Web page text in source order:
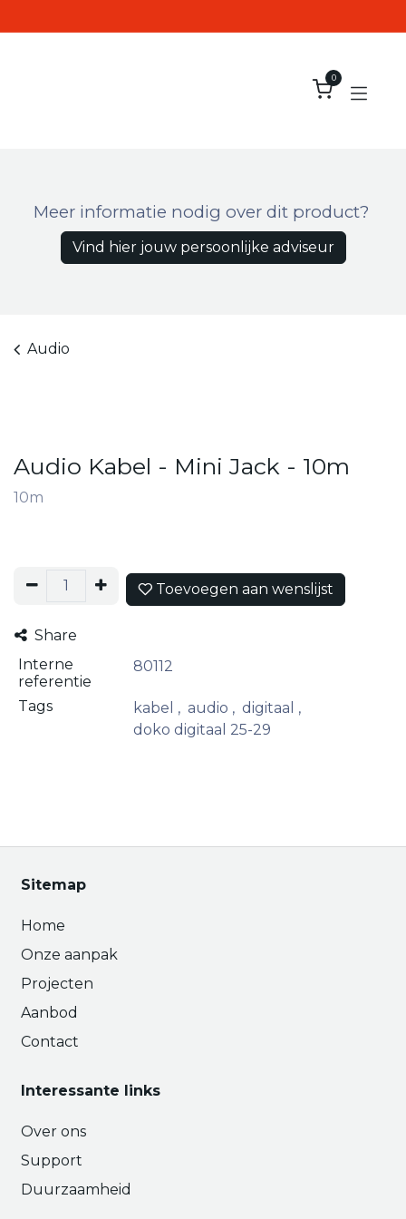
0
Meer informatie nodig over dit product?
Vind hier jouw persoonlijke adviseur
Audio
Audio Kabel - Mini Jack - 10m
10m
Toevoegen aan wenslijst
Share
Interne
referentie
80112
Tags kabel , audio , digitaal ,
doko digitaal 25-29
Sitemap
Home
Onze aanpak
Projecten
Aanbod
Contact
Interessante links
Over ons
Support
Duurzaamheid